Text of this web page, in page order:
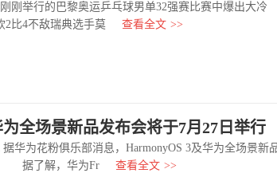
举行的巴黎奥运乒乓球男单32强赛比赛中爆出大冷
2比4不敌瑞典选手莫
查看全文 >>
全场景新品发布会将于7月27日举行
为花粉俱乐部消息，HarmonyOS 3及华为全场景新
据了解，华为Fr
查看全文 >>